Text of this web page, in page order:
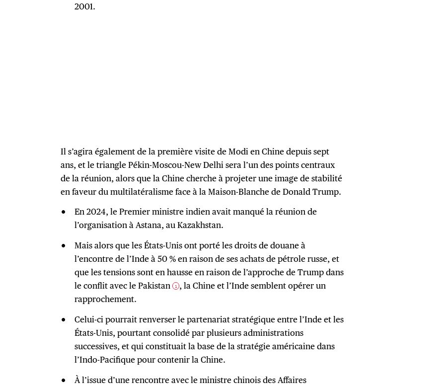
2001.
Il s’agira également de la première visite de Modi en Chine depuis sept
ans, et le triangle Pékin-Moscou-New Delhi sera l’un des points centraux
de la réunion, alors que la Chine cherche à projeter une image de stabilité
en faveur du multilatéralisme face à la Maison-Blanche de Donald Trump.
En 2024, le Premier ministre indien avait manqué la réunion de
l’organisation à Astana, au Kazakhstan.
Mais alors que les États-Unis ont porté les droits de douane à
l’encontre de l’Inde à 50 % en raison de ses achats de pétrole russe, et
que les tensions sont en hausse en raison de l’approche de Trump dans
le conflit avec le Pakistan
1 , la Chine et l’Inde semblent opérer un
rapprochement.
Celui-ci pourrait renverser le partenariat stratégique entre l’Inde et les
États-Unis, pourtant consolidé par plusieurs administrations
successives, et qui constituait la base de la stratégie américaine dans
l’Indo-Pacifique pour contenir la Chine.
À l’issue d’une rencontre avec le ministre chinois des Affaires